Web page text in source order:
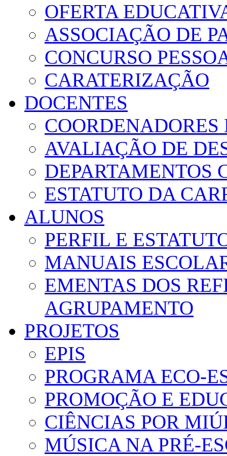
OFERTA
ASSOCIAÇÃO DE
CONCURSO
CARATERIZAÇÃO
DOCENTES
AVALIAÇÃO DE
DEPARTAMENTOS
ESTATUTO DA
ALUNOS
PERFIL E
MANUAIS
EMENTAS DOS
AGRUPAMENTO
PROJETOS
EPIS
PROGRAMA ECO-
PROMOÇÃO E
CIÊNCIAS POR
MÚSICA NA PRÉ-